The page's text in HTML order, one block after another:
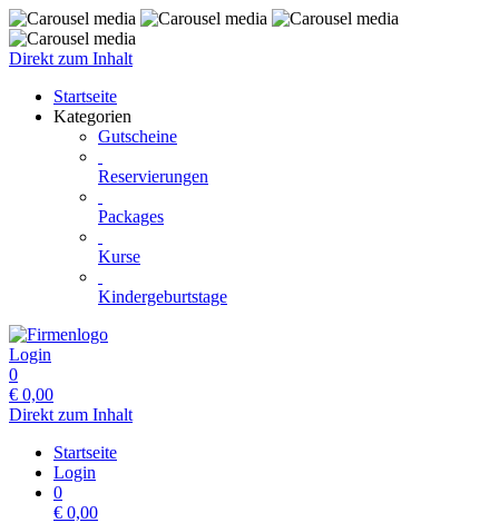
Direkt zum Inhalt
Startseite
Kategorien
Gutscheine
Reservierungen
Packages
Kurse
Kindergeburtstage
Login
0
€ 0,00
Direkt zum Inhalt
Startseite
Login
0
€ 0,00